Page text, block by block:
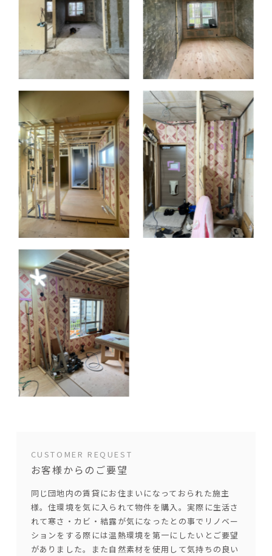
CUSTOMER REQUEST
お客様からのご要望
同じ団地内の賃貸にお住まいになっておられた施主
様。住環境を気に入られて物件を購入。実際に生活さ
れて寒さ・カビ・結露が気になったとの事でリノベー
ションをする際には温熱環境を第一にしたいとご要望
がありました。また自然素材を使用して気持ちの良い